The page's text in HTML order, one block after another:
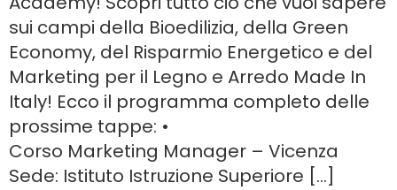
sui campi della Bioedilizia, della Green
Economy, del Risparmio Energetico e del
Marketing per il Legno e Arredo Made In
Italy! Ecco il programma completo delle
prossime tappe: •
Corso Marketing Manager – Vicenza
Sede: Istituto Istruzione Superiore […]